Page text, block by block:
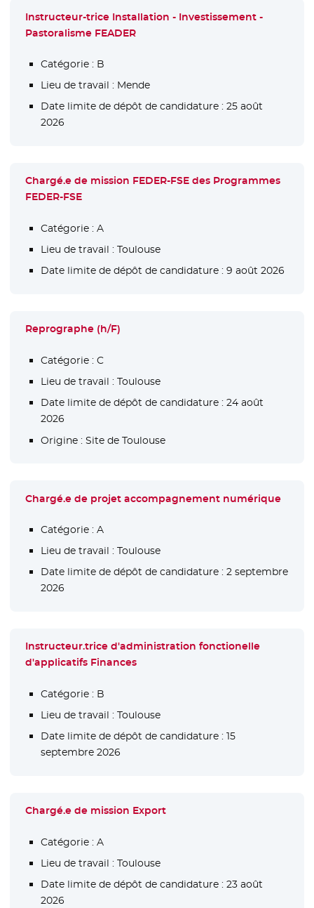
Instructeur-trice Installation - Investissement -
Pastoralisme FEADER
Catégorie : B
Lieu de travail : Mende
Date limite de dépôt de candidature : 25 août
2026
Chargé.e de mission FEDER-FSE des Programmes
FEDER-FSE
Catégorie : A
Lieu de travail : Toulouse
Date limite de dépôt de candidature : 9 août 2026
Reprographe (h/F)
Catégorie : C
Lieu de travail : Toulouse
Date limite de dépôt de candidature : 24 août
2026
Origine : Site de Toulouse
Chargé.e de projet accompagnement numérique
Catégorie : A
Lieu de travail : Toulouse
Date limite de dépôt de candidature : 2 septembre
2026
Instructeur.trice d'administration fonctionelle
d'applicatifs Finances
Catégorie : B
Lieu de travail : Toulouse
Date limite de dépôt de candidature : 15
septembre 2026
Chargé.e de mission Export
Catégorie : A
Lieu de travail : Toulouse
Date limite de dépôt de candidature : 23 août
2026